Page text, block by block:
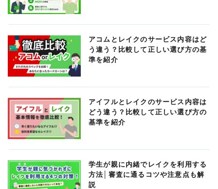
アコムとレイクのサービス内容はど
う違う？比較して正しい選び方の基
準を紹介
アイフルとレイクのサービス内容は
どう違う？比較して正しい選び方の
基準を紹介
学生が親に内緒でレイクを利用する
方法│審査に通るコツや注意点も解
説